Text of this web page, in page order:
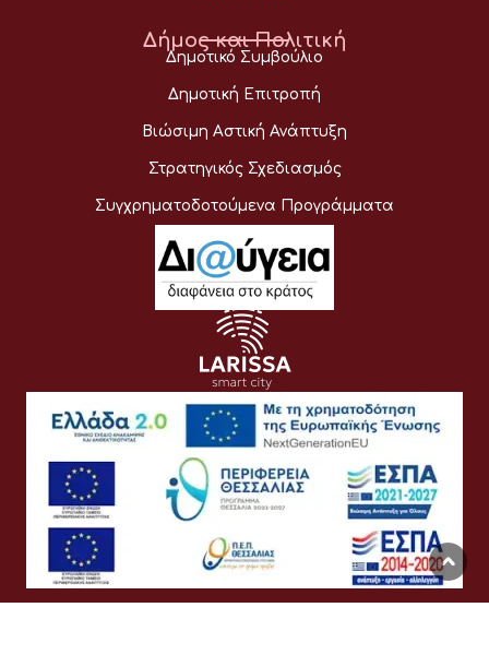
Δήμος και Πολιτική
Δημοτικό Συμβούλιο
Δημοτική Επιτροπή
Βιώσιμη Αστική Ανάπτυξη
Στρατηγικός Σχεδιασμός
Συγχρηματοδοτούμενα Προγράμματα